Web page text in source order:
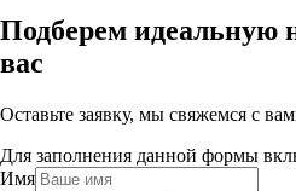
Подберем идеальную
вас
Оставьте заявку, мы свяжемся с
Для заполнения данной формы
Имя